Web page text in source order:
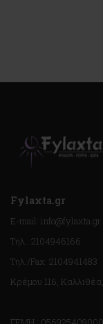
Fylaxta.gr
E-mail: info@fylaxta.gr
Τηλ.: 2104946166
Τηλ./Fax: 2104941483
Κρέμου 116,